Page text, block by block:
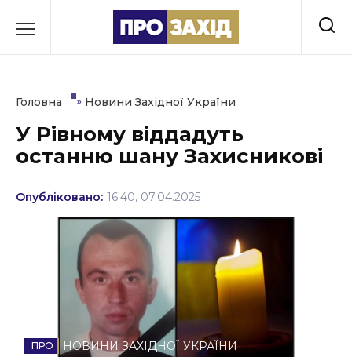
до
Культура
Освіта
Події
Політика
Соціум
Головна » Новини Західної України
У Рівному віддадуть
останню шану Захисникові
Опубліковано: 16:40, 07.04.2025
НОВИНИ ЗАХІДНОЇ УКРАЇНИ